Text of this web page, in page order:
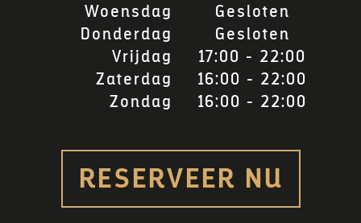
Woensdag
Gesloten
Donderdag
Gesloten
Vrijdag
17:00 - 22:00
Zaterdag
16:00 - 22:00
Zondag
16:00 - 22:00
RESERVEER NU